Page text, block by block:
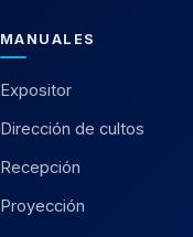
MANUALES
Expositor
Dirección de cultos
Recepción
Proyección